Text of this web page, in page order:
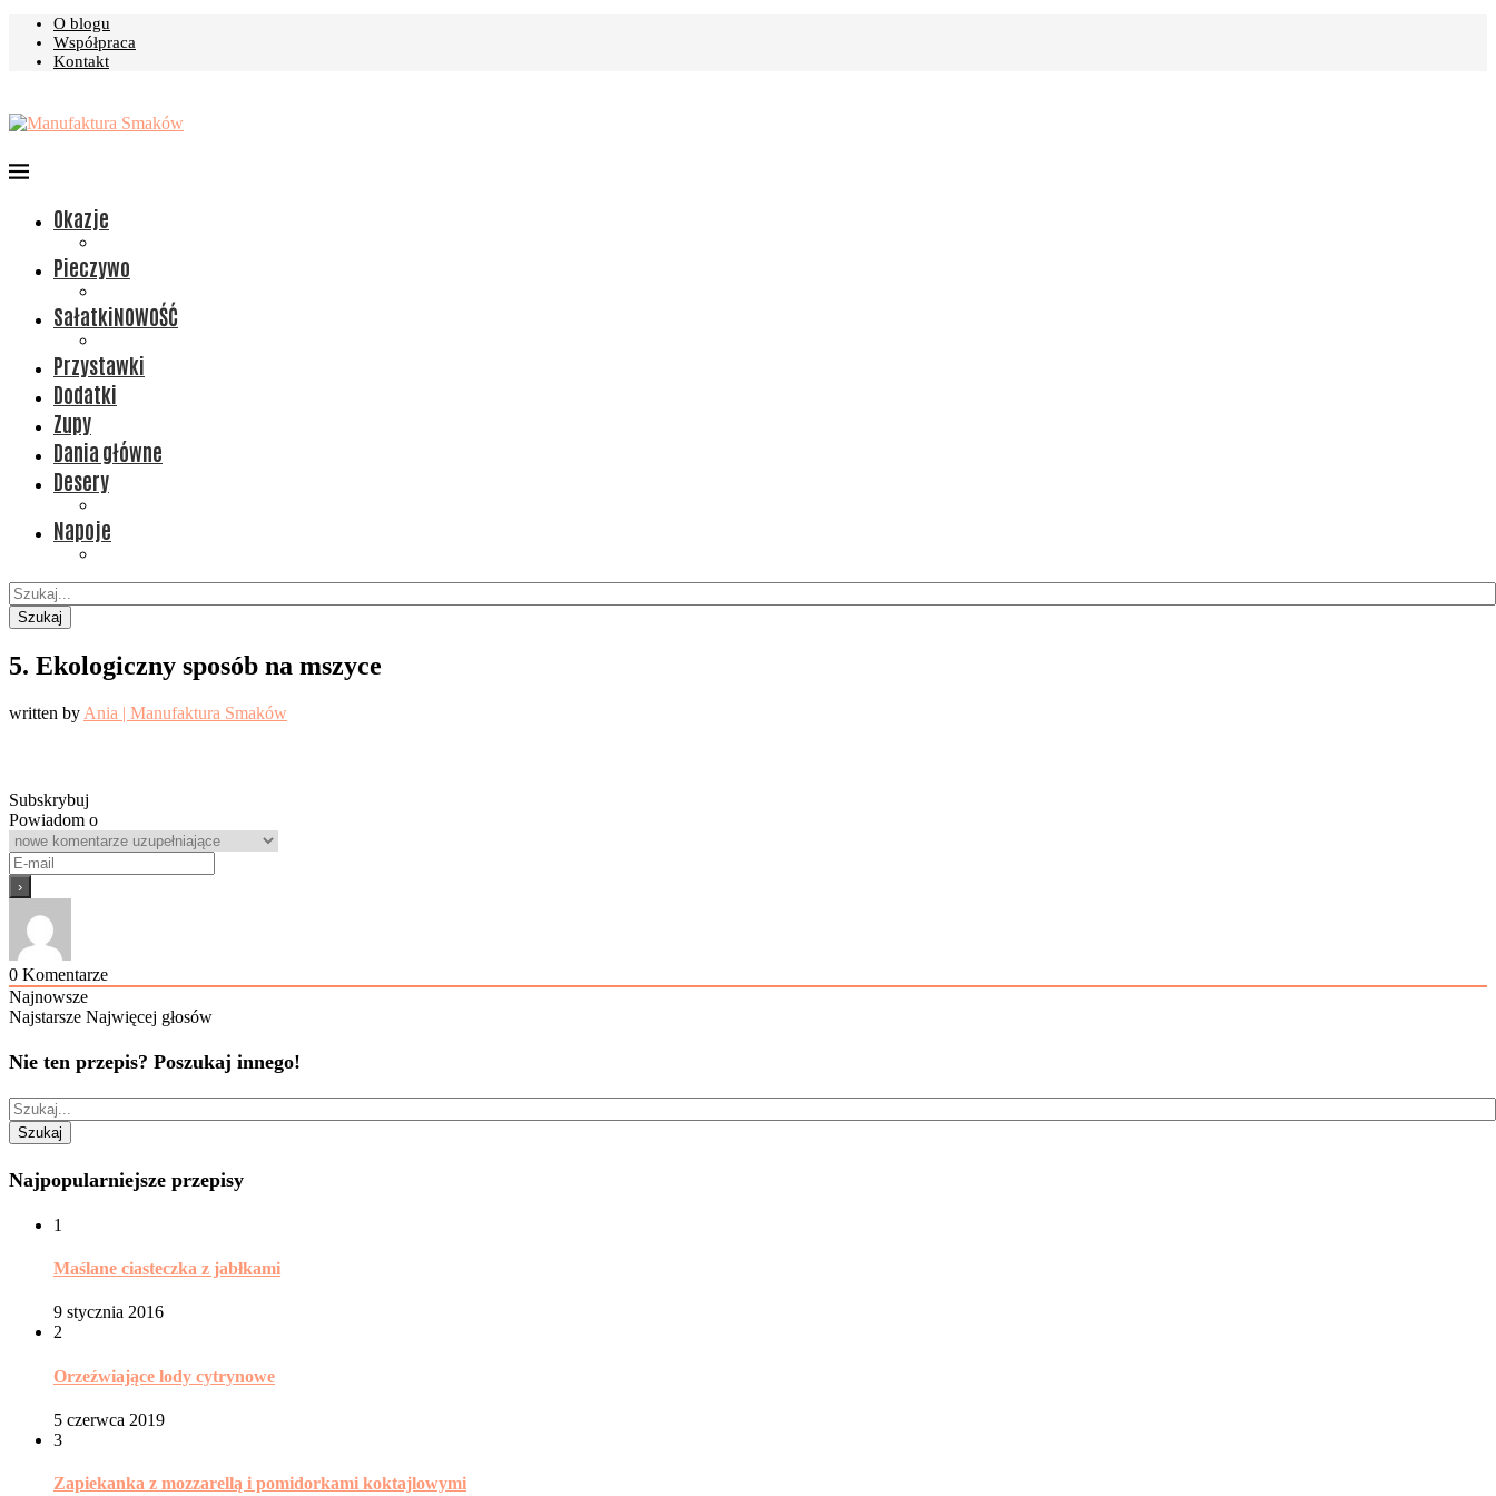
O blogu
Współpraca
Kontakt
Okazje
Pieczywo
SałatkiNOWOŚĆ
Przystawki
Dodatki
Zupy
Dania główne
Desery
Napoje
Szukaj
5. Ekologiczny sposób na mszyce
written by Ania | Manufaktura Smaków
Subskrybuj
Powiadom o
0 Komentarze
Najnowsze
Najstarsze Najwięcej głosów
Nie ten przepis? Poszukaj innego!
Najpopularniejsze przepisy
1
Maślane ciasteczka z jabłkami
9 stycznia 2016
2
Orzeźwiające lody cytrynowe
5 czerwca 2019
3
Zapiekanka z mozzarellą i pomidorkami koktajlowymi